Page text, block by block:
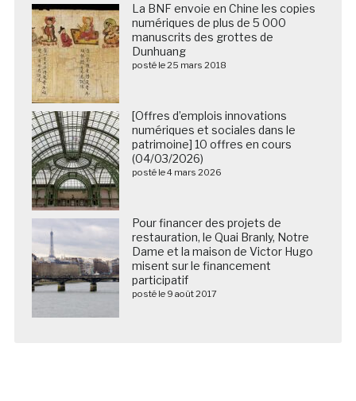
La BNF envoie en Chine les copies
numériques de plus de 5 000
manuscrits des grottes de
Dunhuang
posté le 25 mars 2018
[Offres d’emplois innovations
numériques et sociales dans le
patrimoine] 10 offres en cours
(04/03/2026)
posté le 4 mars 2026
Pour financer des projets de
restauration, le Quai Branly, Notre
Dame et la maison de Victor Hugo
misent sur le financement
participatif
posté le 9 août 2017